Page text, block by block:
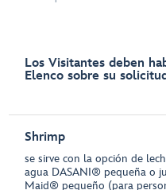
Los Visitantes deben
Elenco sobre su
Shrimp
se sirve con la opción de
agua DASANI® pequeña o
Maid® pequeño (para